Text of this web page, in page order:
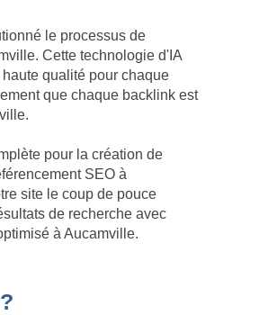
le processus de
Cette technologie d'IA
qualité pour chaque
que chaque backlink est
pour la création de
SEO à
site le coup de pouce
de recherche avec
à Aucamville.